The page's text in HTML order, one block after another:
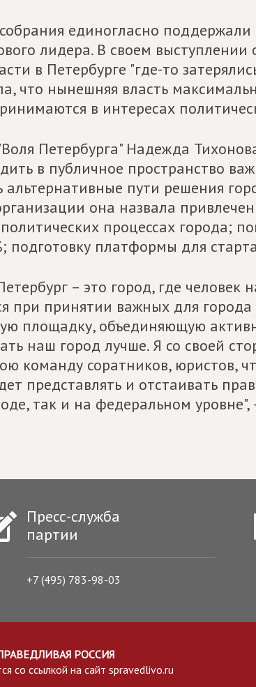
единогласно
лидера. В своем
в Петербурге "где-то
что нынешняя власть
в интересах
Петербурга" Надежда
в публичное пространство
альтернативные пути решения
она назвала
процессах города;
подготовку платформы для
– это город, где человек
при принятии важных для
площадку, объединяющую
наш город лучше. Я со своей
команду соратников, юристов,
представлять и отстаивать
так и на федеральном
Пресс-служба
партии
+7 (495) 783-98-03
РОССИЯ
со ссылкой на сайт spravedlivo.ru